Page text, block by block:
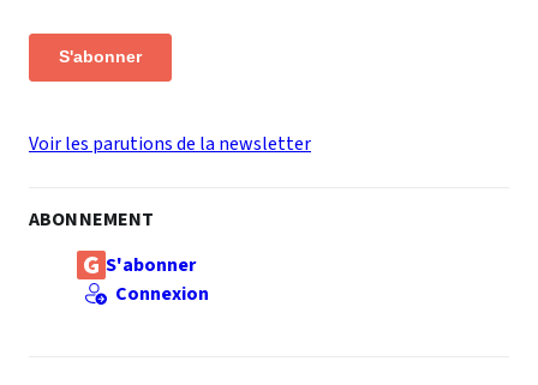
S'abonner
Voir les parutions de la newsletter
ABONNEMENT
S'abonner
Connexion